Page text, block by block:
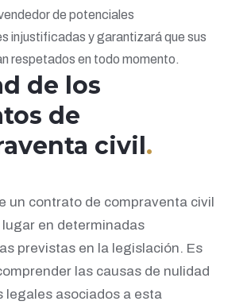
de potenciales
injustificadas y garantizará que sus
respetados en todo momento.
de los
de
civil.
un contrato de compraventa civil
en determinadas
previstas en la legislación. Es
las causas de nulidad
legales asociados a esta